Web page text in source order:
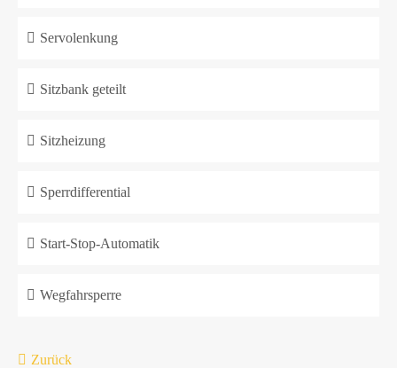
Servolenkung
Sitzbank geteilt
Sitzheizung
Sperrdifferential
Start-Stop-Automatik
Wegfahrsperre
Zurück